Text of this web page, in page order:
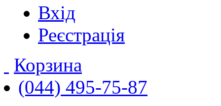
Вхід
Реєстрація
Корзина
(044) 495-75-87